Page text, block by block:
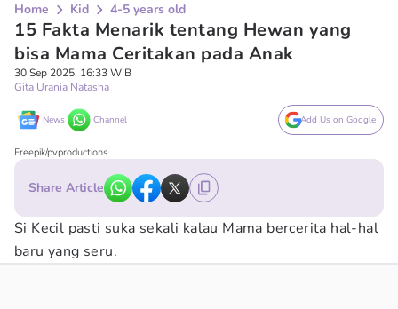
Home Kid 4-5 years old
15 Fakta Menarik tentang Hewan yang
bisa Mama Ceritakan pada Anak
30 Sep 2025, 16:33 WIB
Gita Urania Natasha
News Channel Add Us on Google
Freepik/pvproductions
Share Article
Si Kecil pasti suka sekali kalau Mama bercerita hal-hal
baru yang seru.